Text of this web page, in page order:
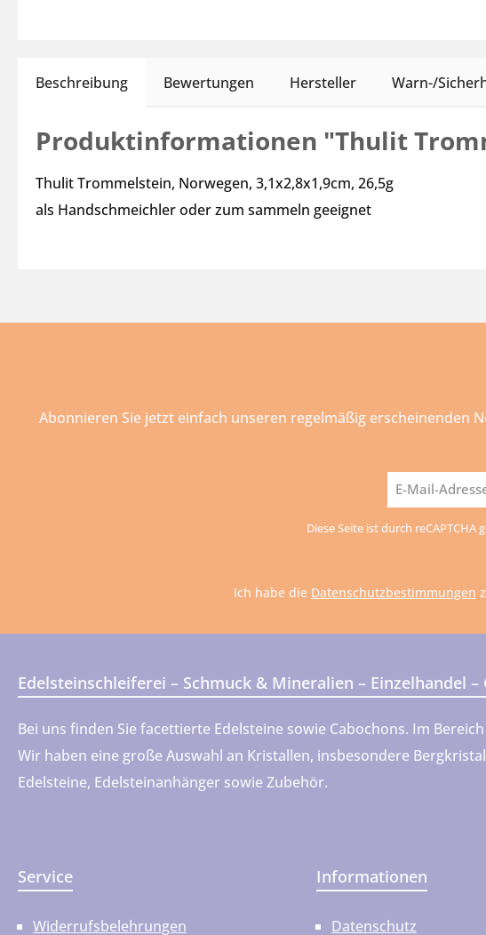
Beschreibung Bewertungen Hersteller Warn-/
Produktinformationen "Thulit
Thulit Trommelstein, Norwegen, 3,1x2,8x1,9cm, 26,5g
als Handschmeichler oder zum sammeln geeignet
Abonnieren Sie jetzt einfach unseren regelmäßig
E-
Mail-
Diese Seite ist durch
Ich habe die Datenschutzbestimmungen
Edelsteinschleiferei – Schmuck & Mineralien – Einzelhandel –
Bei uns finden Sie facettierte Edelsteine sowie Cabochons. Im
Wir haben eine große Auswahl an Kristallen, insbesondere
Edelsteine, Edelsteinanhänger sowie Zubehör.
Service
Widerrufsbelehrungen
Informationen
Datenschutz